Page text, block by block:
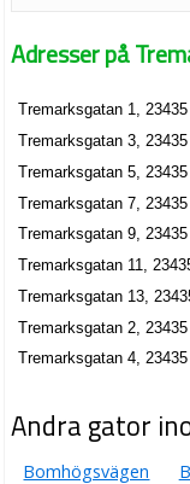
Adresser på
Tremarksgatan 1,
Tremarksgatan 3,
Tremarksgatan 5,
Tremarksgatan 7,
Tremarksgatan 9,
Tremarksgatan 11,
Tremarksgatan 13,
Tremarksgatan 2,
Tremarksgatan 4,
Andra gator
Bomhögsvägen